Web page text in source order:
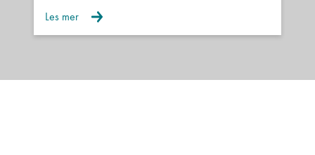
Les mer